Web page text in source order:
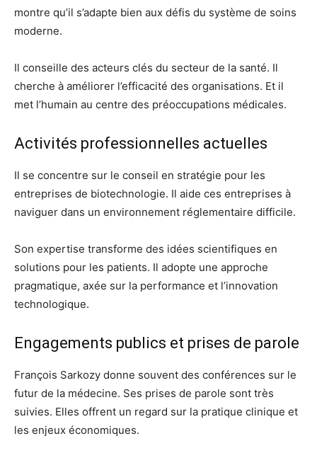
montre qu’il s’adapte bien aux défis du système de soins
moderne.
Il conseille des acteurs clés du secteur de la santé. Il
cherche à améliorer l’efficacité des organisations. Et il
met l’humain au centre des préoccupations médicales.
Activités professionnelles actuelles
Il se concentre sur le conseil en stratégie pour les
entreprises de biotechnologie. Il aide ces entreprises à
naviguer dans un environnement réglementaire difficile.
Son expertise transforme des idées scientifiques en
solutions pour les patients. Il adopte une approche
pragmatique, axée sur la performance et l’innovation
technologique.
Engagements publics et prises de parole
François Sarkozy donne souvent des conférences sur le
futur de la médecine. Ses prises de parole sont très
suivies. Elles offrent un regard sur la pratique clinique et
les enjeux économiques.